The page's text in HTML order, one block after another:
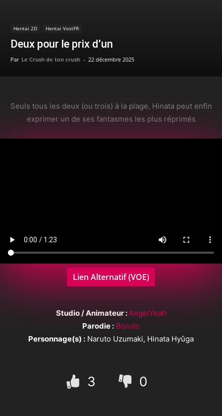
Hentai 2D Hentai VostFR
Deux pour le prix d’un
Par Le Crush de ton crush - 22 décembre 2025
Seuls tous les deux (ou trois) à la plage, Hinata peut enfin
exprimer un de ses fantasmes les plus réprimés
Lien Alternatif (VOE)
Studio / Animateur : AngelYeah
Parodie : Boruto
Personnage(s) : Naruto Uzumaki, Hinata Hyûga
3 0